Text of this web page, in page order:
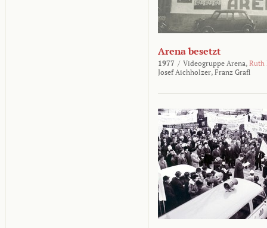
Arena besetzt
1977 / Videogruppe Arena, Ruth
Josef Aichholzer, Franz Grafl